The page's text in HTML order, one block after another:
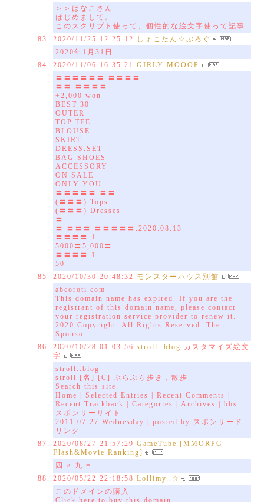
＞＞はなこさん
はじめまして。
このスクリプト使って、個性的な絵文字使って記事
2020/11/25 12:25:12
しょこたん☆ぶろぐ
2020年1月31日
2020/11/06 16:35:21 GIRLY MOOOP
〓〓〓〓〓〓 〓〓〓〓
〓〓 〓〓〓〓
+2,000 won
BEST 30
OUTER
TOP.TEE
BLOUSE
SKIRT
DRESS.SET
BAG.SHOES
ACCESSORY
ON SALE
ONLY YOU
〓〓〓〓〓 〓〓
(〓〓〓) Tops
(〓〓〓) Dresses
〓
〓 〓〓〓 〓〓〓〓〓.2020.08.13
〓〓〓〓 1
5000〓5,000〓
〓〓〓〓 1
50
2020/10/30 20:48:32 モンスターハウス別館
abcoroti.com
This domain name has expired. If you are the
registrant of this domain name, please contact
your registration service provider to renew it.
2020 Copyright. All Rights Reserved. The
Sponso
2020/10/28 01:03:56 stroll::blog カスタマイズ絵文
字
stroll::blog
stroll [名] [C] ぶらぶら歩き，散歩.
Search this site.
Home | Selected Entries | Recent Comments |
Recent Trackback | Categories | Archives | bbs
スポンサーサイト
2011.07.27 Wednesday | posted by スポンサード
リンク
2020/08/27 21:57:29 GameTube [MMORPG
Flash&Movie Ranking]
四 × 九 =
2020/05/22 22:18:58 Lollimy..☆
このドメインの購入
Click here to buy this domain.